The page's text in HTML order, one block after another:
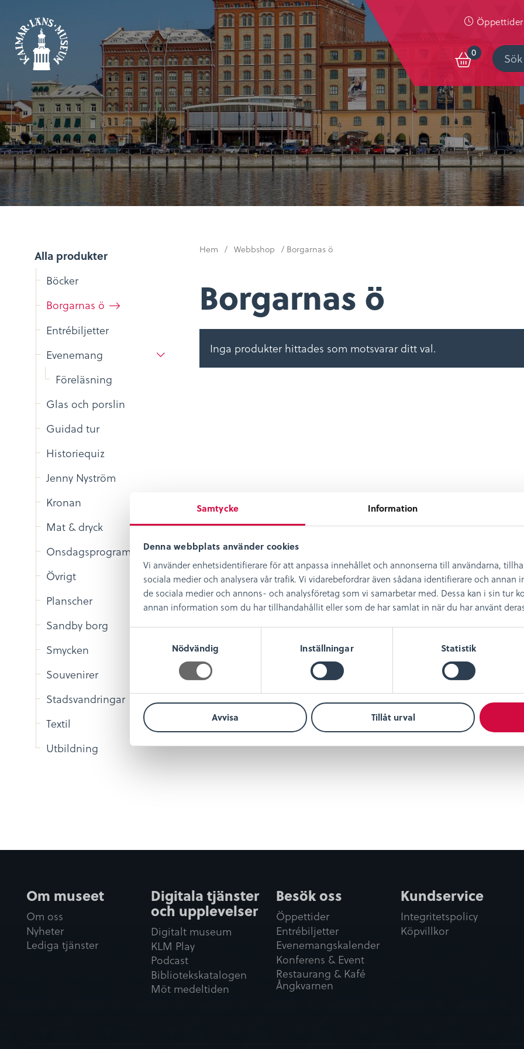
Samtycke Information
Denna webbplats använder cookies
Vi använder enhetsidentifierare för att anpassa innehållet och annonserna till användarna,
sociala medier och analysera vår trafik. Vi vidarebefordrar även sådana identifierare och
de sociala medier och annons- och analysföretag som vi samarbetar med. Dessa kan i sin tur
annan information som du har tillhandahållit eller som de har samlat in när du har använt
y
s
Nödvändig Inställningar Statistik
Avvisa Tillåt urval
Öppettider
0
Alla produkter
Böcker
Borgarnas ö
Entrébiljetter
Evenemang
Föreläsning
Glas och porslin
Guidad tur
Historiequiz
Jenny Nyström
Kronan
Mat & dryck
Onsdagsprogram
Övrigt
Planscher
Sandby borg
Smycken
Souvenirer
Stadsvandringar
Textil
Utbildning
Hem / Webbshop / Borgarnas ö
Borgarnas ö
Inga produkter hittades som motsvarar ditt val.
Om museet
Om oss
Nyheter
Lediga tjänster
Digitala tjänster
och upplevelser
Digitalt museum
KLM Play
Podcast
Bibliotekskatalogen
Möt medeltiden
Besök oss
Öppettider
Entrébiljetter
Evenemangskalender
Konferens & Event
Restaurang & Kafé
Ångkvarnen
Kundservice
Integritetspolicy
Köpvillkor